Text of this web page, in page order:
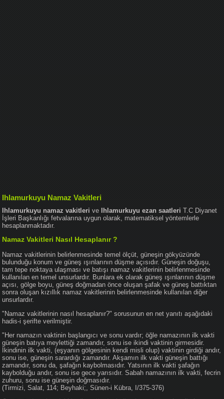
Ihlamurkuyu Namaz Vakitleri
Ihlamurkuyu namaz vakitleri ve Ihlamurkuyu ezan saatleri T.C Diyanet
İşleri Başkanlığı fetvalarına uygun olarak, matematiksel yöntemlerle
hesaplanmaktadır.
Namaz Vakitleri Nasıl Hesaplanır ?
Namaz vakitlerinin belirlenmesinde temel ölçüt, güneşin gökyüzünde
bulunduğu konum ve güneş ışınlarının düşme açısıdır. Güneşin doğuşu,
tam tepe noktaya ulaşması ve batışı namaz vakitlerinin belirlenmesinde
kullanılan en temel unsurlardır. Bunlara ek olarak güneş ışınlarının düşme
açısı, gölge boyu, güneş doğmadan önce oluşan şafak ve güneş battıktan
sonra oluşan kızıllık namaz vakitlerinin belirlenmesinde kullanılan diğer
unsurlardır.
"Namaz vakitlerinin nasıl hesaplanır?" sorusunun en net yanıtı aşağıdaki
hadis-i şerifte verilmiştir.
"Her namazın vaktinin başlangıcı ve sonu vardır; öğle namazının ilk vakti
güneşin batıya meylettiği zamandır, sonu ise ikindi vaktinin girmesidir.
İkindinin ilk vakti, (eşyanın gölgesinin kendi misli olup) vaktinin girdiği andır,
sonu ise, güneşin sarardığı zamandır. Akşamın ilk vakti güneşin battığı
zamandır, sonu da, şafağın kaybolmasıdır. Yatsının ilk vakti şafağın
kaybolduğu andır, sonu ise gece yarısıdır. Sabah namazının ilk vakti, fecrin
zuhuru, sonu ise güneşin doğmasıdır.
(Tirmizi, Salat, 114; Beyhaki;, Sünen-i Kübra, I/375-376)